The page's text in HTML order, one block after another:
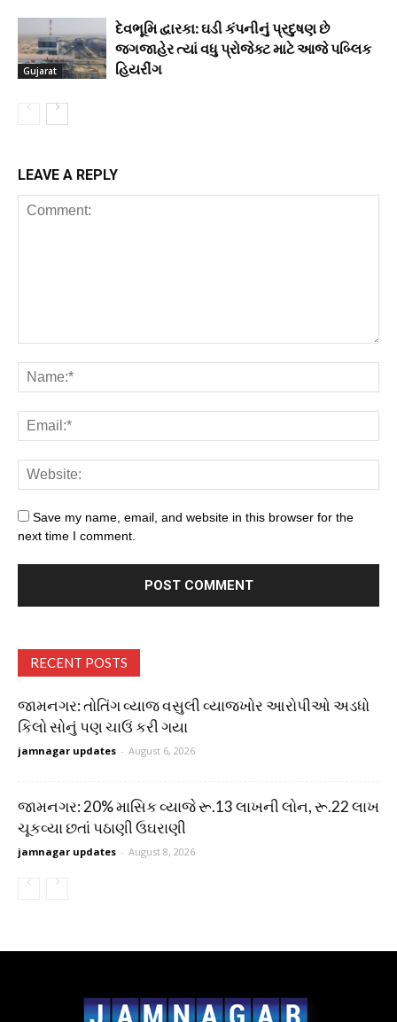
Gujarat
દેવભૂમિ દ્વારકા: ઘડી કંપનીનું પ્રદુષણ છે
જગજાહેર ત્યાં વધુ પ્રોજેક્ટ માટે આજે પબ્લિક
હિયરીંગ
LEAVE A REPLY
Save my name, email, and website in this browser for the
next time I comment.
RECENT POSTS
જામનગર: તોતિંગ વ્યાજ વસુલી વ્યાજખોર આરોપીઓ અડધો
કિલો સોનું પણ ચાઉં કરી ગયા
jamnagar updates - August 6, 2026
જામનગર: 20% માસિક વ્યાજે રૂ.13 લાખની લોન, રૂ.22 લાખ
ચૂકવ્યા છતાં પઠાણી ઉઘરાણી
jamnagar updates - August 8, 2026